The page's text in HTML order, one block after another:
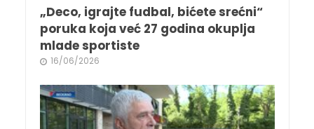
„Deco, igrajte fudbal, bićete srećni“
poruka koja već 27 godina okuplja
mlade sportiste
16/06/2026